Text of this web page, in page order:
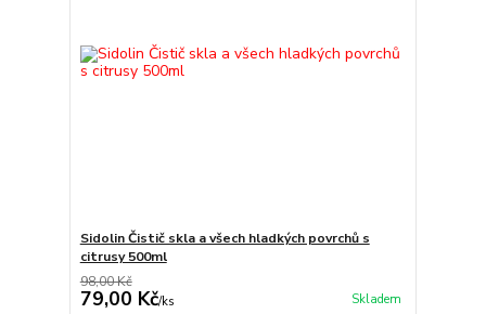
Sidolin Čistič skla a všech hladkých povrchů s
citrusy 500ml
98,00 Kč
79,00 Kč/ks Skladem